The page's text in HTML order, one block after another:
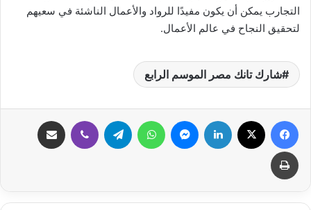
التجارب يمكن أن يكون مفيدًا للرواد والأعمال الناشئة في سعيهم
لتحقيق النجاح في عالم الأعمال.
شارك تانك مصر الموسم الرابع
فيسبوك لينكدإن ماسنجر واتساب تيلقرام ڤايبر
طباعة